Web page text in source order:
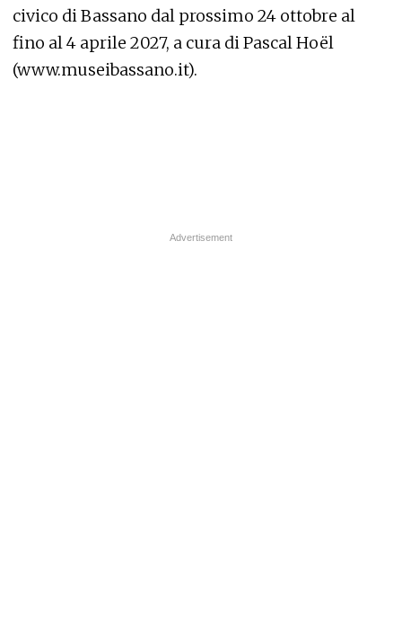
civico di Bassano dal prossimo 24 ottobre al
fino al 4 aprile 2027, a cura di Pascal Hoël
(www.museibassano.it).